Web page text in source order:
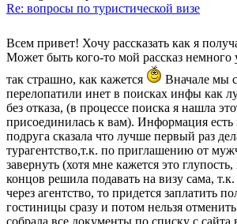
Re: вопросы по туристической визе
Всем привет! Хочу рассказать как я
Может быть кого-то мой рассказ немного
так страшно, как кажется
Вначале мы
перелопатили инет в поисках инфы как
без отказа, (в процессе поиска я нашла
присоединилась к вам). Информация есть
подруга сказала что лучше первый раз
турагентство,т.к. по приглашению от
завернуть (хотя мне кажется это
концов решила подавать на визу сама, т.к.
через агентство, то придется заплатить
гостиницы сразу и потом нельзя
собрала все документы по списку с сайта